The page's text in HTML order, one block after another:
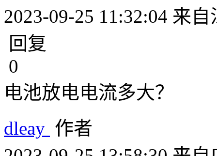
2023-09-25 11:32:04 来自
回复
0
电池放电电流多大？
dleay 作者